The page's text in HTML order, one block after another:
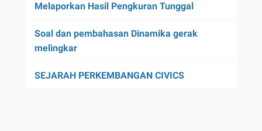
Melaporkan Hasil Pengkuran Tunggal
Soal dan pembahasan Dinamika gerak
melingkar
SEJARAH PERKEMBANGAN CIVICS